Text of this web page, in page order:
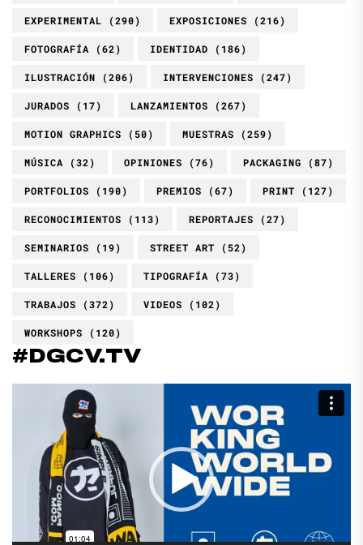
EXPERIMENTAL (290) EXPOSICIONES (216)
FOTOGRAFÍA (62) IDENTIDAD (186)
ILUSTRACIÓN (206) INTERVENCIONES (247)
JURADOS (17) LANZAMIENTOS (267)
MOTION GRAPHICS (50) MUESTRAS (259)
MÚSICA (32) OPINIONES (76) PACKAGING (87)
PORTFOLIOS (190) PREMIOS (67) PRINT (127)
RECONOCIMIENTOS (113) REPORTAJES (27)
SEMINARIOS (19) STREET ART (52)
TALLERES (106) TIPOGRAFÍA (73)
TRABAJOS (372) VIDEOS (102)
WORKSHOPS (120)
#DGCV.TV
Reproductor
vídeo